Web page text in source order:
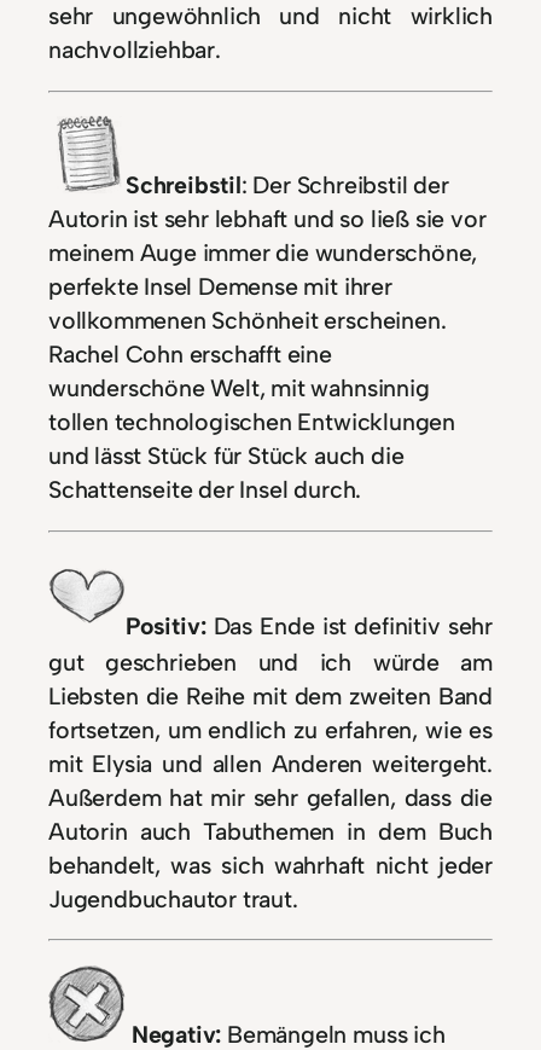
sehr ungewöhnlich und nicht wirklich
nachvollziehbar.
Schreibstil: Der Schreibstil der
Autorin ist sehr lebhaft und so ließ sie vor
meinem Auge immer die wunderschöne,
perfekte Insel Demense mit ihrer
vollkommenen Schönheit erscheinen.
Rachel Cohn erschafft eine
wunderschöne Welt, mit wahnsinnig
tollen technologischen Entwicklungen
und lässt Stück für Stück auch die
Schattenseite der Insel durch.
Positiv: Das Ende ist definitiv sehr
gut geschrieben und ich würde am
Liebsten die Reihe mit dem zweiten Band
fortsetzen, um endlich zu erfahren, wie es
mit Elysia und allen Anderen weitergeht.
Außerdem hat mir sehr gefallen, dass die
Autorin auch Tabuthemen in dem Buch
behandelt, was sich wahrhaft nicht jeder
Jugendbuchautor traut.
Negativ: Bemängeln muss ich